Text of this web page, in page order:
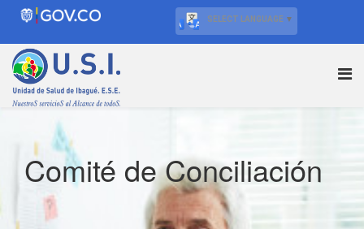
SELECT LANGUAGE ▼
Comité de Conciliación